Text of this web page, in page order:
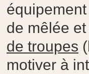
de mêlée
de troupes
motiver à